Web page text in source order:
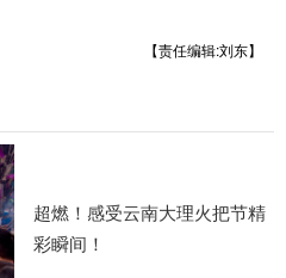
【责任编辑:刘东】
超燃！感受云南大理火把节精
彩瞬间！